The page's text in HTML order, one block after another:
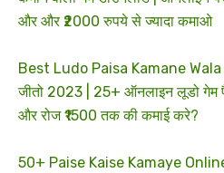
और और ₹2000 रुपये से ज्यादा कमाओ
Best Ludo Paisa Kamane Wala
जीतो 2023 | 25+ ऑनलाइन लूडो गेम
और रोज ₹1500 तक की कमाई करे?
50+ Paise Kaise Kamaye